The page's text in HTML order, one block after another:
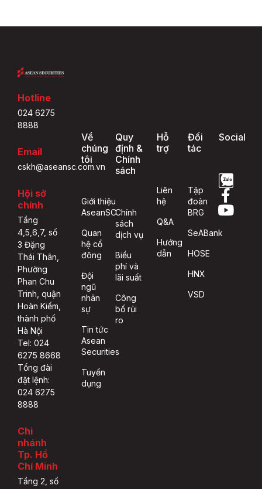
Hotline
024 6275
8888
Email
cskh@aseansc.com.vn
Hội sở
chính
Tầng
4,5,6,7, số
3 Đặng
Thái Thân,
Phường
Phan Chu
Trinh, quận
Hoàn Kiếm,
thành phố
Hà Nội
Tel: 024
6275 8668
Tổng đài
đặt lệnh:
024 6275
8888
Chi
nhánh
Tp. Hồ
Chí Minh
Tầng 2, số
Về
chúng
tôi
Giới thiệu
AseanSC
Quan
hệ cổ
đông
Đội
ngũ
nhân
sự
Tin tức
Asean
Securities
Tuyển
dụng
Quy
định &
Chính
sách
Chính
sách
dịch vụ
Biểu
phí và
lãi suất
Công
bố rủi
ro
Hỗ
trợ
Liên
hệ
Q&A
Hướng
dẫn
Đối
tác
Tập
đoàn
BRG
SeABank
HOSE
HNX
VSD
Social